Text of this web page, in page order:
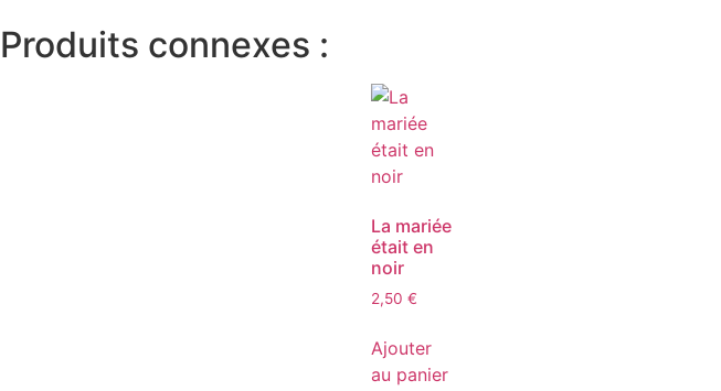
Produits connexes :
La mariée
était en
noir
2,50 €
Ajouter
au panier